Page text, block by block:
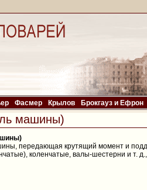
Фасмер Крылов Брокгауз и Ефрон
машины)
передающая крутящий момент и
коленчатые, валы-шестерни и т.